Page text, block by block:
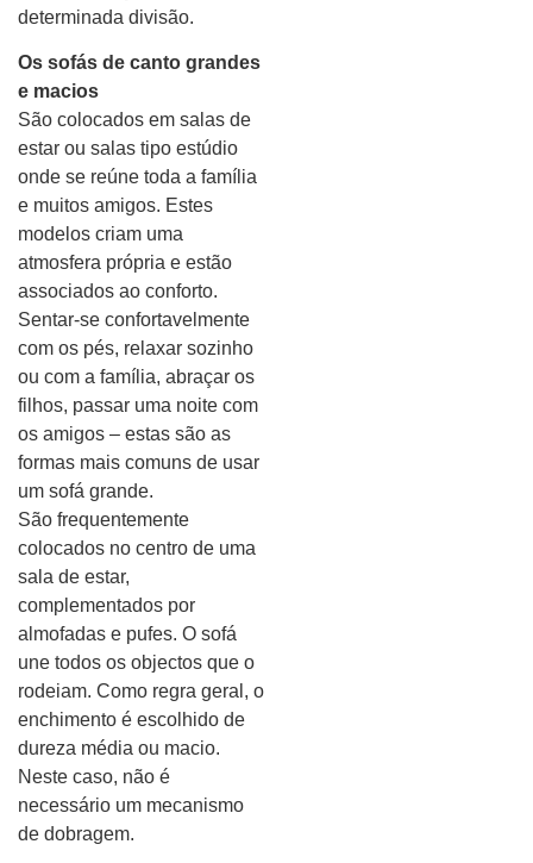
determinada divisão.
Os sofás de canto grandes
e macios
São colocados em salas de
estar ou salas tipo estúdio
onde se reúne toda a família
e muitos amigos. Estes
modelos criam uma
atmosfera própria e estão
associados ao conforto.
Sentar-se confortavelmente
com os pés, relaxar sozinho
ou com a família, abraçar os
filhos, passar uma noite com
os amigos – estas são as
formas mais comuns de usar
um sofá grande.
São frequentemente
colocados no centro de uma
sala de estar,
complementados por
almofadas e pufes. O sofá
une todos os objectos que o
rodeiam. Como regra geral, o
enchimento é escolhido de
dureza média ou macio.
Neste caso, não é
necessário um mecanismo
de dobragem.